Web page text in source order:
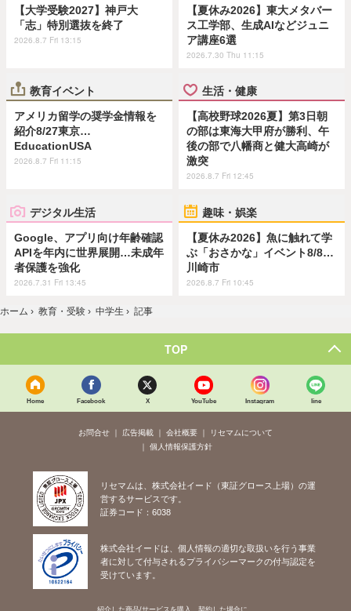
【大学受験2027】神戸大
「志」特別選抜を終了
2026.8.7 Fri 13:15
【夏休み2026】東大メタバー
ス工学部、生成AIなどジュニ
ア講座6選
2026.7.30 Thu 11:15
教育イベント
アメリカ留学の奨学金情報を
紹介8/27東京…
EducationUSA
2026.8.7 Fri 11:15
生活・健康
【高校野球2026夏】第3日朝
の部は東海大甲府が勝利、午
後の部で八幡商と健大高崎が
激突
2026.8.7 Fri 12:45
デジタル生活
Google、アプリ向け年齢確認
APIを年内に世界展開…未成年
者保護を強化
2026.7.31 Fri 13:45
趣味・娯楽
【夏休み2026】魚に触れて学
ぶ「おさかな」イベント8/8…
川崎市
2026.8.7 Fri 10:45
ホーム › 教育・受験 › 中学生 › 記事
TOP
Home Facebook X YouTube Instagram line
お問合せ 広告掲載 会社概要
リセマムについて
個人情報保護方針
リセマムは、株式会社イード（東証グロース上場）の運
営するサービスです。
証券コード：6038
株式会社イードは、個人情報の適切な取扱いを行う事業
者に対して付与されるプライバシーマークの付与認定を
受けています。